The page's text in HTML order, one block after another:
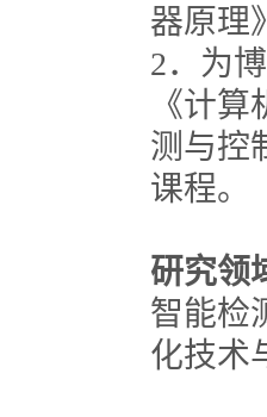
器原理
2．为
《计
测与控
课程。
研究领
智能检
化技术